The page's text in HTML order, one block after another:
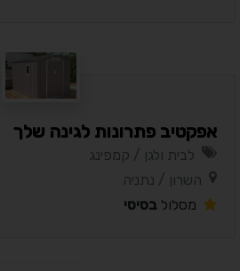
אפקטיב פתרונות לגינה שלך
לבית ולגן / קמפינג
השרון / נתניה
מסלול בסיסי